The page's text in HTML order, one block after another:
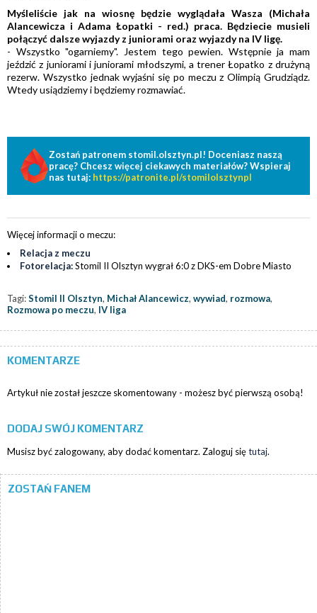
Myśleliście jak na wiosnę będzie wyglądała Wasza (Michała
Alancewicza i Adama Łopatki - red.) praca. Będziecie musieli
połączyć dalsze wyjazdy z juniorami oraz wyjazdy na IV ligę.
- Wszystko "ogarniemy". Jestem tego pewien. Wstępnie ja mam
jeździć z juniorami i juniorami młodszymi, a trener Łopatko z drużyną
rezerw. Wszystko jednak wyjaśni się po meczu z Olimpią Grudziądz.
Wtedy usiądziemy i będziemy rozmawiać.
Zostań patronem stomil.olsztyn.pl! Doceniasz naszą
pracę? Chcesz więcej ciekawych materiałów? Wspieraj
nas tutaj: https://patronite.pl/stomilolsztynpl
Więcej informacji o meczu:
Relacja z meczu
Fotorelacja:Stomil II Olsztyn wygrał 6:0 z DKS-em Dobre Miasto
Tagi:Stomil II Olsztyn, Michał Alancewicz, wywiad, rozmowa,
Rozmowa po meczu, IV liga
KOMENTARZE
Artykuł nie został jeszcze skomentowany - możesz być pierwszą osobą!
DODAJ SWÓJ KOMENTARZ
Musisz być zalogowany, aby dodać komentarz. Zaloguj siętutaj.
ZOSTAŃ FANEM